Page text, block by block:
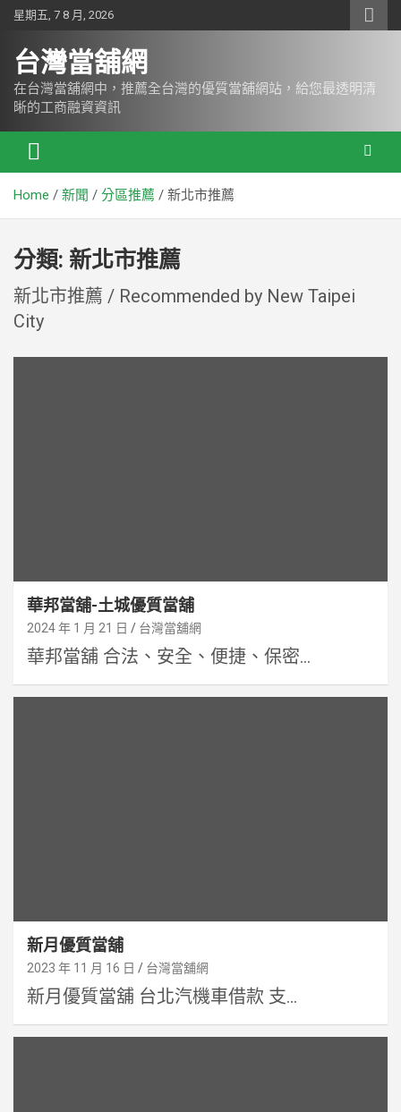
t
n
星期五, 7 8 月, 2026
台灣當舖網
在台灣當舖網中，推薦全台灣的優質當舖網站，給您最透明清
晰的工商融資資訊
Home 新聞 分區推薦 新北市推薦
分類: 新北市推薦
新北市推薦 / Recommended by New Taipei
City
華邦當舖-土城優質當舖
2024 年 1 月 21 日 台灣當舖網
華邦當舖 合法、安全、便捷、保密...
新月優質當舖
2023 年 11 月 16 日 台灣當舖網
新月優質當舖 台北汽機車借款 支...